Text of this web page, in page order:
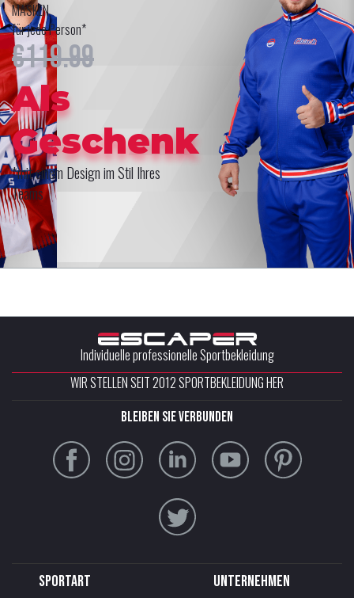
MASKEN
für jede Person*
€119.99
Als
Geschenk
*mit einem Design im Stil Ihres
Teams
Individuelle professionelle Sportbekleidung
WIR STELLEN SEIT 2012 SPORTBEKLEIDUNG HER
Bleiben Sie verbunden
Sportart Unternehmen